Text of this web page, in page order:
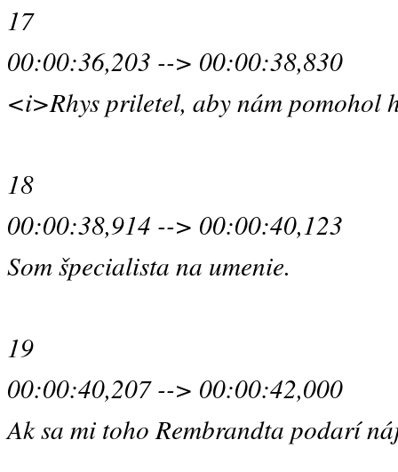
17
00:00:36,203 --> 00:00:38,830
<i>Rhys priletel, aby nám pomohol
18
00:00:38,914 --> 00:00:40,123
Som špecialista na umenie.
19
00:00:40,207 --> 00:00:42,000
Ak sa mi toho Rembrandta podarí